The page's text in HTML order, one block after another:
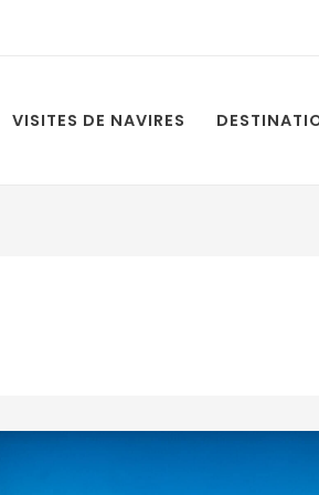
VISITES DE NAVIRES